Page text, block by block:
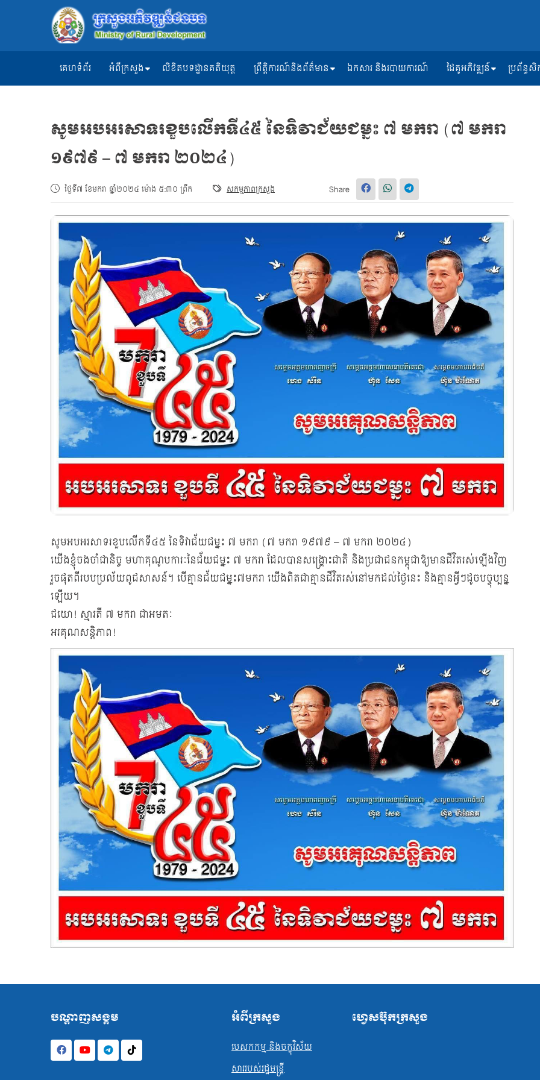
គេហទំព័រ អំពីក្រសួង លិខិតបទដ្ឋានគតិយុត្ត ព្រឹត្តិការណ៍និងព័ត៌មាន ឯកសារ និងរបាយការណ៍ ដៃគូអភិវឌ្ឍន៍ ប្រព័ន្ធ
សូមអបអរសាទរខួបលើកទី៤៥ នៃទិវាជ័យជម្នះ ៧ មករា (៧ មករា
១៩៧៩ – ៧ មករា ២០២៤)
ថ្ងៃទី៧ ខែមករា ឆ្នាំ២០២៤ ម៉ោង ៥:៣០ ព្រឹក សកម្មភាពក្រសួង Share
សូមអបអរសាទរខួបលើកទី៤៥ នៃទិវាជ័យជម្នះ ៧ មករា (៧ មករា ១៩៧៩ – ៧ មករា ២០២៤)
យើងខ្ញុំចងចាំជានិច្ច មហាគុណូបការៈនៃជ័យជម្នះ ៧ មករា ដែលបានសង្គ្រោះជាតិ និងប្រជាជនកម្ពុជាឱ្យមានជីវិតរស់ឡើងវិញ
រួចផុតពីរបបប្រល័យពូជសាសន៍។ បើគ្មានជ័យជម្នះ៧មករា យើងពិតជាគ្មានជីវិតរស់នៅមកដល់ថ្ងៃនេះ និងគ្មានអ្វីៗដូចបច្ចុប្បន្ន
ឡើយ។
ជយោ! ស្មារតី ៧ មករា ជាអមតៈ
អរគុណសន្តិភាព!
បណ្ដាញសង្គម អំពីក្រសួង
បេសកកម្ម និងចក្ខុវិស័យ
សាររបស់រដ្ឋមន្ត្រី
ហ្វេសប៊ុកក្រសួង